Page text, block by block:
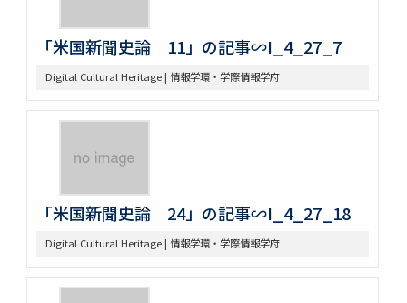
「米国新聞史論 11」の記事∽I_4_27_7
Digital Cultural Heritage | 情報学環・学際情報学府
「米国新聞史論 24」の記事∽I_4_27_18
Digital Cultural Heritage | 情報学環・学際情報学府